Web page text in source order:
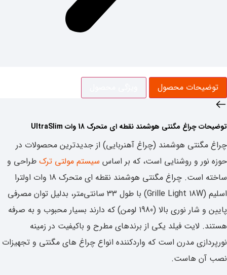
توضیحات محصول
توضیحات ‌چراغ مگنتی هوشمند نقطه ای متحرک 18 وات UltraSlim
چراغ مگنتی هوشمند (چراغ آهنربایی) از جدیدترین محصولات در
حوزه نور و روشنایی است، که بر اساس سیستم مولتی ترک طراحی و
ساخته است. چراغ مگنتی هوشمند نقطه ای متحرک 18 وات اولترا
اسلیم (Grille Light 18W) با طول 33 سانتی‌متر، بدلیل توان مصرفی
پایین و شار نوری بالا (1980 لومن) که دارند بسیار محبوب و به صرفه
هستند. لایت فیلد یکی از برندهای مطرح و باکیفیت در زمینه
نورپردازی مدرن است که واردکننده انواع چراغ های مگنتی و تجهیزات
نصب آن هاست.